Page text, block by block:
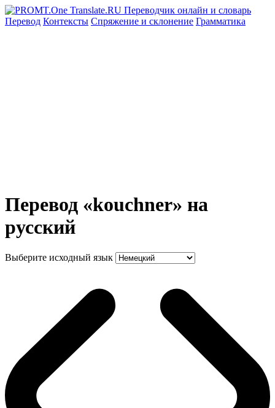
Перевод Контексты Спряжение и склонение Грамматика
Перевод «kouchner» на
русский
Выберите исходный язык